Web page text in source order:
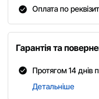
Оплата по
Гарантія та
Протягом 14 днів
Детальніше